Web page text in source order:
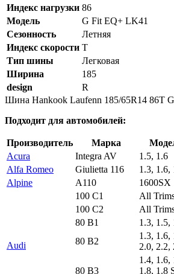
Индекс нагрузки 86
Модель
G Fit EQ+ LK41
Сезонность
Летняя
Индекс скорости T
Тип шины
Легковая
Ширина
185
design
R
Шина Hankook Laufenn 185/65R14 86T
Подходит для автомобилей:
Производитель Марка
Acura
Integra AV
1.5, 1.6
Alfa Romeo
Giulietta 116
1.3, 1.6,
Alpine
A110 1600SX
Audi
100 C1
All
100 C2
All
80 B1
1.3, 1.5,
80 B2
1.3, 1.6,
2.0, 2.2,
80 B3
1.4, 1.6,
1.8, 1.8